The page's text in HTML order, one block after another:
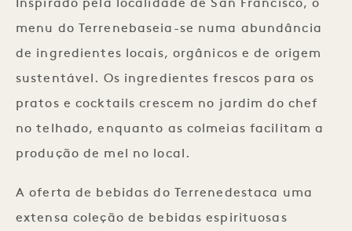
Inspirado pela localidade de San Francisco, o
menu do Terrenebaseia-se numa abundância
de ingredientes locais, orgânicos e de origem
sustentável. Os ingredientes frescos para os
pratos e cocktails crescem no jardim do chef
no telhado, enquanto as colmeias facilitam a
produção de mel no local.
A oferta de bebidas do Terrenedestaca uma
extensa coleção de bebidas espirituosas